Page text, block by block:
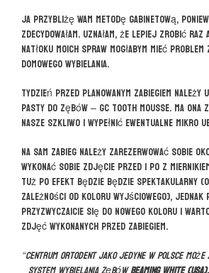
Ja przybliżę Wam metodę gabinetową,
zdecydowałam. Uznałam, że lepiej zrobić
natłoku moich spraw mogłabym mieć
domowego wybielania.
Tydzień przed planowanym zabiegiem
pasty do zębów – GC Tooth Mousse. Ma ona
nasze szkliwo i wypełnić ewentualne mikro
Na sam zabieg należy zarezerwować sobie
wykonać sobie zdjęcie przed i po z
Tuż po efekt będzie będzie spektakularny
zależności od koloru wyjściowego), jednak
przyzwyczaicie się do nowego koloru i
zdjęć wykonanych przed zabiegiem.
“Centrum OrtoDent jako jedyne w Polsce